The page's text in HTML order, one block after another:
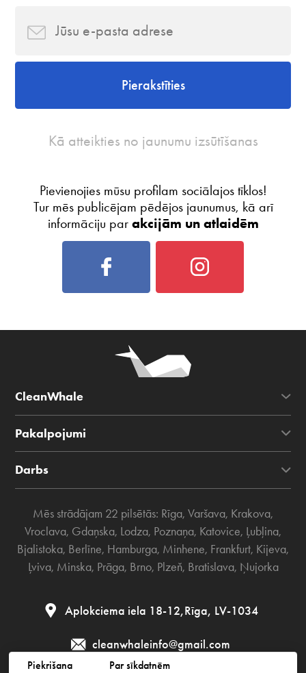
Piekrišana Par sīkdatnēm
Pierakstīties
Kā atteikties no jaunumu izsūtīšanas
Pievienojies mūsu profilam sociālajos tīklos!
Tur mēs publicējam pēdējos jaunumus, kā arī
informāciju par akcijām un atlaidēm
CleanWhale
Pakalpojumi
Darbs
Mēs strādājam 22 pilsētās: Rīga, Varšava, Krakova,
Vroclava, Gdaņska, Lodza, Poznaņa, Katovice, Ļubļina,
Bjalistoka, Berlīne, Hamburga, Minhene, Frankfurt, Kijeva,
Ļviva, Minska, Prāga, Brno, Plzeň, Bratislava, Ņujorka
Aplokciema iela 18-12,Rīga, LV-1034
cleanwhaleinfo@gmail.com